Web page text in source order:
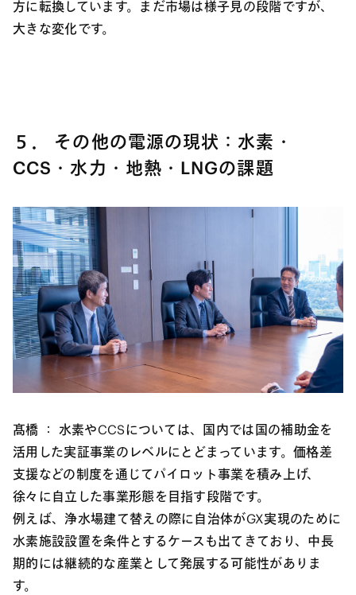
方に転換しています。まだ市場は様子見の段階ですが、
大きな変化です。
５． その他の電源の現状：水素・
CCS・水力・地熱・LNGの課題
髙橋 ： 水素やCCSについては、国内では国の補助金を
活用した実証事業のレベルにとどまっています。価格差
支援などの制度を通じてパイロット事業を積み上げ、
徐々に自立した事業形態を目指す段階です。
例えば、浄水場建て替えの際に自治体がGX実現のために
水素施設設置を条件とするケースも出てきており、中長
期的には継続的な産業として発展する可能性がありま
す。